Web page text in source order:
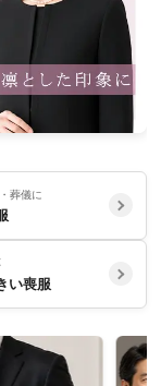
葬儀に
い喪服